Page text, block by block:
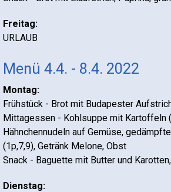
Freitag:
URLAUB
Menü 4.4. - 8.4. 2022
Montag:
Frühstück - Brot mit Budapester
Mittagessen - Kohlsuppe mit Kartoffeln
Hähnchennudeln auf Gemüse,
(1p,7,9), Getränk Melone, Obst
Snack - Baguette mit Butter und
Dienstag: